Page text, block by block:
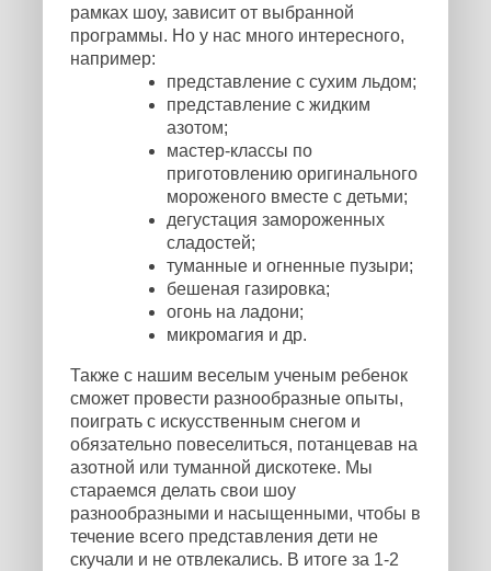
рамках шоу, зависит от выбранной
программы. Но у нас много интересного,
например:
представление с сухим льдом;
представление с жидким
азотом;
мастер-классы по
приготовлению оригинального
мороженого вместе с детьми;
дегустация замороженных
сладостей;
туманные и огненные пузыри;
бешеная газировка;
огонь на ладони;
микромагия и др.
Также с нашим веселым ученым ребенок
сможет провести разнообразные опыты,
поиграть с искусственным снегом и
обязательно повеселиться, потанцевав на
азотной или туманной дискотеке. Мы
стараемся делать свои шоу
разнообразными и насыщенными, чтобы в
течение всего представления дети не
скучали и не отвлекались. В итоге за 1-2